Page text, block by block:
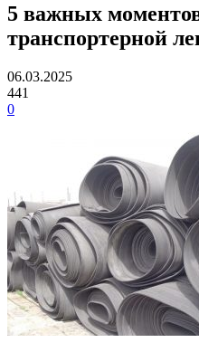
5 важных
транспортерной
06.03.2025
441
0